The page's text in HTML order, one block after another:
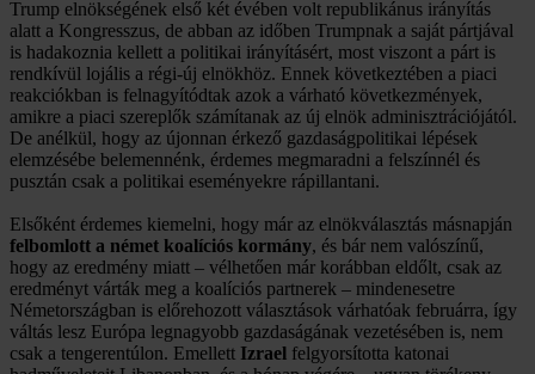
Trump elnökségének első két évében volt republikánus irányítás
alatt a Kongresszus, de abban az időben Trumpnak a saját pártjával
is hadakoznia kellett a politikai irányításért, most viszont a párt is
rendkívül lojális a régi-új elnökhöz. Ennek következtében a piaci
reakciókban is felnagyítódtak azok a várható következmények,
amikre a piaci szereplők számítanak az új elnök adminisztrációjától.
De anélkül, hogy az újonnan érkező gazdaságpolitikai lépések
elemzésébe belemennénk, érdemes megmaradni a felszínnél és
pusztán csak a politikai eseményekre rápillantani.
Elsőként érdemes kiemelni, hogy már az elnökválasztás másnapján
felbomlott a német koalíciós kormány, és bár nem valószínű,
hogy az eredmény miatt – vélhetően már korábban eldőlt, csak az
eredményt várták meg a koalíciós partnerek – mindenesetre
Németországban is előrehozott választások várhatóak februárra, így
váltás lesz Európa legnagyobb gazdaságának vezetésében is, nem
csak a tengerentúlon. Emellett Izrael felgyorsította katonai